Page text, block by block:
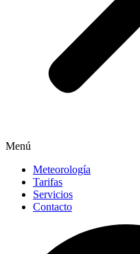
Menú
Meteorología
Tarifas
Servicios
Contacto